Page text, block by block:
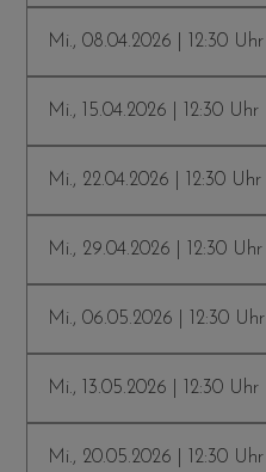
Mi., 08.04.2026 | 12:30 Uhr
Mi., 15.04.2026 | 12:30 Uhr
Mi., 22.04.2026 | 12:30 Uhr
Mi., 29.04.2026 | 12:30 Uhr
Mi., 06.05.2026 | 12:30 Uhr
Mi., 13.05.2026 | 12:30 Uhr
Mi., 20.05.2026 | 12:30 Uhr